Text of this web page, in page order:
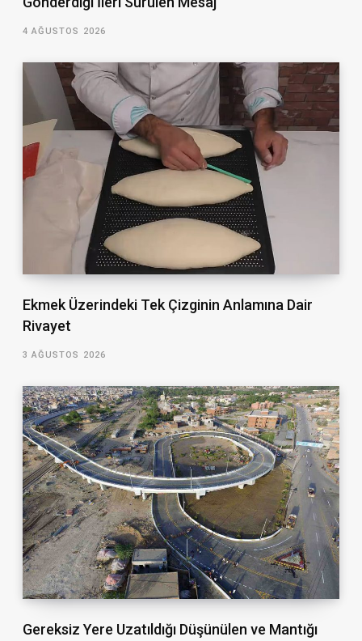
4 AĞUSTOS 2026
Ekmek Üzerindeki Tek Çizginin Anlamına Dair
Rivayet
3 AĞUSTOS 2026
Gereksiz Yere Uzatıldığı Düşünülen ve Mantığı